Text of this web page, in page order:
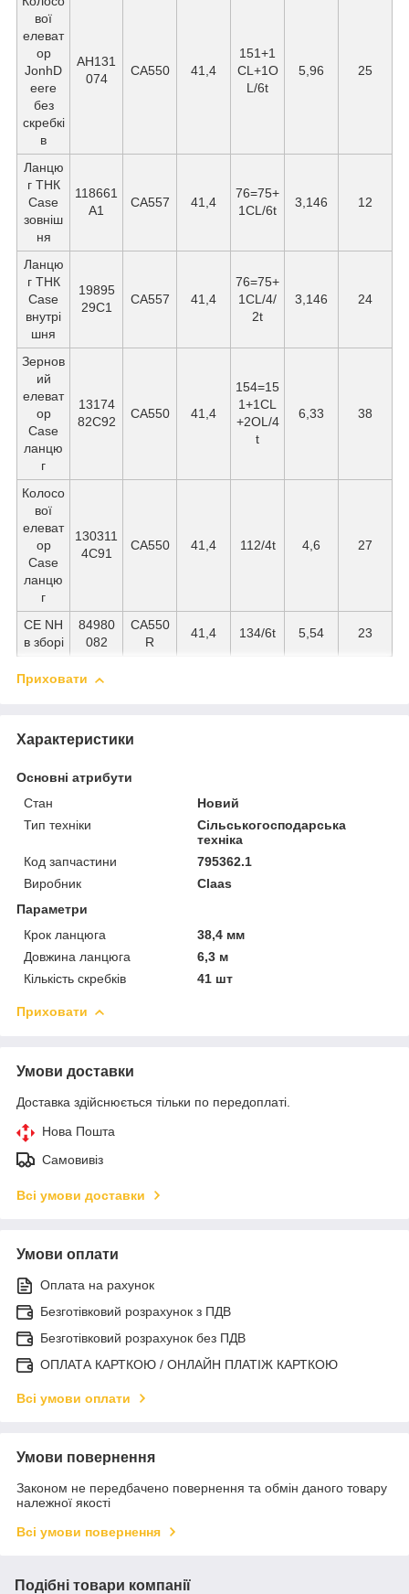
вої
елеват
ор
JonhD
eere
без
скребкі
в
AH131
074
СА550 41,4
151+1
CL+1O
L/6t
5,96 25
Ланцю
г ТНК
Case
зовніш
ня
118661
A1
CA557 41,4
76=75+
1CL/6t
3,146 12
Ланцю
г ТНК
Case
внутрі
шня
19895
29C1
СА557 41,4
76=75+
1CL/4/
2t
3,146 24
Зернов
ий
елеват
ор
Case
ланцю
г
13174
82C92
CA550 41,4
154=15
1+1CL
+2OL/4
t
6,33 38
Колосо
вої
елеват
ор
Case
ланцю
г
130311
4C91
СА550 41,4 112/4t 4,6 27
СЕ NH
в зборі
84980
082
СА550
R
41,4 134/6t 5,54 23
Приховати
Характеристики
Основні атрибути
Стан
Новий
Тип техніки
Сільськогосподарська
техніка
Код запчастини
795362.1
Виробник
Claas
Параметри
Крок ланцюга
38,4 мм
Довжина ланцюга
6,3 м
Кількість скребків
41 шт
Приховати
Умови доставки
Доставка здійснюється тільки по передоплаті.
Нова Пошта
Самовивіз
Всі умови доставки
Умови оплати
Оплата на рахунок
Безготівковий розрахунок з ПДВ
Безготівковий розрахунок без ПДВ
ОПЛАТА КАРТКОЮ / ОНЛАЙН ПЛАТІЖ КАРТКОЮ
Всі умови оплати
Умови повернення
Законом не передбачено повернення та обмін даного товару
належної якості
Всі умови повернення
Подібні товари компанії